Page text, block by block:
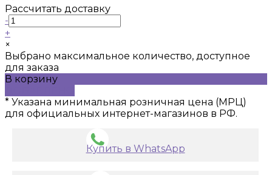
Рассчитать доставку
-
+
×
Выбрано максимальное количество, доступное
для заказа
В корзину
* Указана минимальная розничная цена (МРЦ)
для официальных интернет-магазинов в РФ.
Купить в WhatsApp